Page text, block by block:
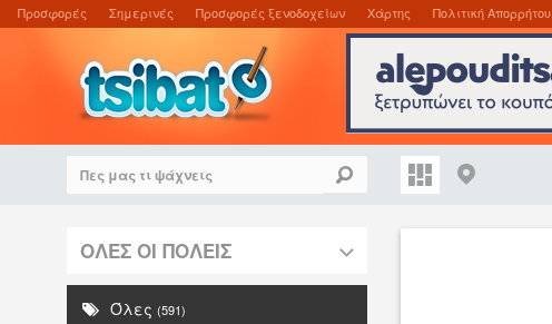
Προσφορές Σημερινές Προσφορές ξενοδοχείων Χάρτης Πολιτική Απορρήτου
ΟΛΕΣ ΟΙ ΠΟΛΕΙΣ
Όλες (591)